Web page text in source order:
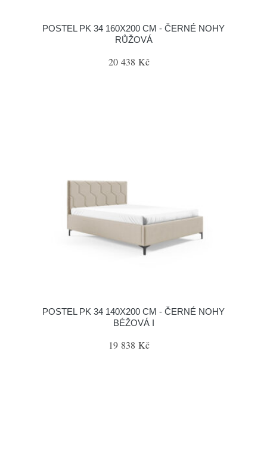
POSTEL PK 34 160X200 CM - ČERNÉ NOHY
RŮŽOVÁ
20 438 Kč
POSTEL PK 34 140X200 CM - ČERNÉ NOHY
BÉŽOVÁ I
19 838 Kč